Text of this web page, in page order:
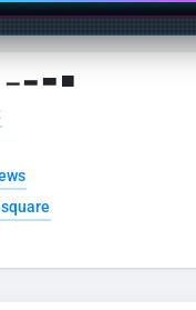
▁ ▂ ▃ ▄